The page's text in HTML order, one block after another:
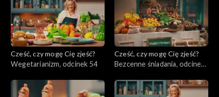
Cześć, czy mogę Cię zjeść?
Wegetarianizm, odcinek 54
Cześć, czy mogę Cię zjeść?
Bezcenne śniadania, odcinek